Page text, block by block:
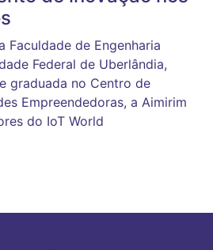
Faculdade de Engenharia
Federal de Uberlândia,
graduada no Centro de
Empreendedoras, a Aimirim
do IoT World